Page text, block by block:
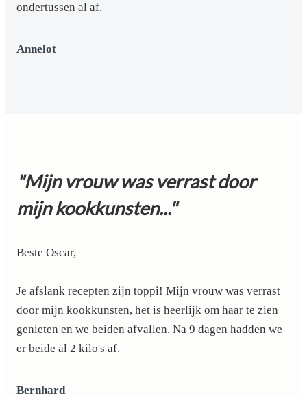
ondertussen al af.
Annelot
"Mijn vrouw was verrast door
mijn kookkunsten..."
Beste Oscar,
Je afslank recepten zijn toppi! Mijn vrouw was verrast
door mijn kookkunsten, het is heerlijk om haar te zien
genieten en we beiden afvallen. Na 9 dagen hadden we
er beide al 2 kilo's af.
Bernhard